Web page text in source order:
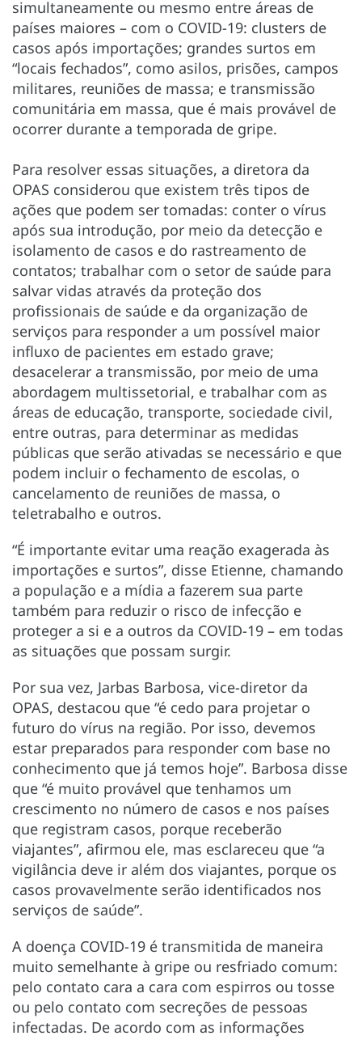
simultaneamente ou mesmo entre áreas de
países maiores – com o COVID-19: clusters de
casos após importações; grandes surtos em
“locais fechados”, como asilos, prisões, campos
militares, reuniões de massa; e transmissão
comunitária em massa, que é mais provável de
ocorrer durante a temporada de gripe.
Para resolver essas situações, a diretora da
OPAS considerou que existem três tipos de
ações que podem ser tomadas: conter o vírus
após sua introdução, por meio da detecção e
isolamento de casos e do rastreamento de
contatos; trabalhar com o setor de saúde para
salvar vidas através da proteção dos
profissionais de saúde e da organização de
serviços para responder a um possível maior
influxo de pacientes em estado grave;
desacelerar a transmissão, por meio de uma
abordagem multissetorial, e trabalhar com as
áreas de educação, transporte, sociedade civil,
entre outras, para determinar as medidas
públicas que serão ativadas se necessário e que
podem incluir o fechamento de escolas, o
cancelamento de reuniões de massa, o
teletrabalho e outros.
“É importante evitar uma reação exagerada às
importações e surtos”, disse Etienne, chamando
a população e a mídia a fazerem sua parte
também para reduzir o risco de infecção e
proteger a si e a outros da COVID-19 – em todas
as situações que possam surgir.
Por sua vez, Jarbas Barbosa, vice-diretor da
OPAS, destacou que “é cedo para projetar o
futuro do vírus na região. Por isso, devemos
estar preparados para responder com base no
conhecimento que já temos hoje”. Barbosa disse
que “é muito provável que tenhamos um
crescimento no número de casos e nos países
que registram casos, porque receberão
viajantes”, afirmou ele, mas esclareceu que “a
vigilância deve ir além dos viajantes, porque os
casos provavelmente serão identificados nos
serviços de saúde”.
A doença COVID-19 é transmitida de maneira
muito semelhante à gripe ou resfriado comum:
pelo contato cara a cara com espirros ou tosse
ou pelo contato com secreções de pessoas
infectadas. De acordo com as informações